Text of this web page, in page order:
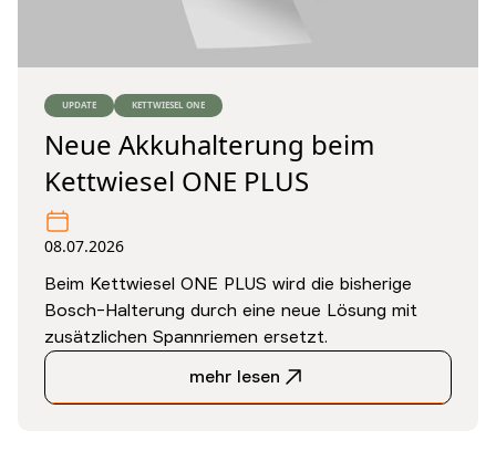
UPDATE KETTWIESEL ONE
Neue Akkuhalterung beim
Kettwiesel ONE PLUS
08.07.2026
Beim Kettwiesel ONE PLUS wird die bisherige
Bosch-Halterung durch eine neue Lösung mit
zusätzlichen Spannriemen ersetzt.
mehr lesen